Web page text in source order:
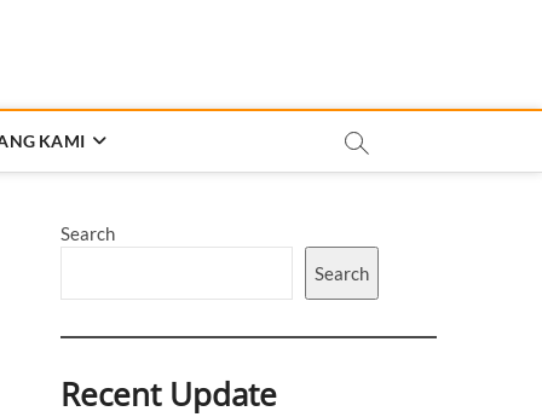
KAMI
Search
Search
Recent Update